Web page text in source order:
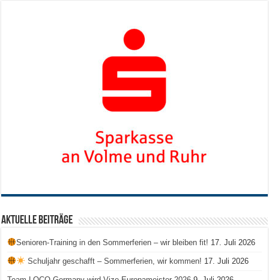
Aktuelle Beiträge
Senioren-Training in den Sommerferien – wir bleiben fit! 17. Juli 2026
Schuljahr geschafft – Sommerferien, wir kommen! 17. Juli 2026